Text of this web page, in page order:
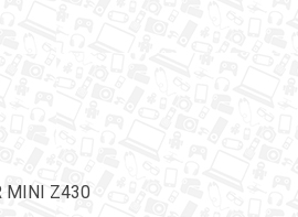
MINI Z430